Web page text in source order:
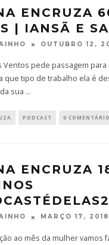
ENCRUZA
| IANSÃ E
OUTUBRO 12,
Ventos pede passagem
que tipo de trabalho ela é
sua ...
PODCAST 0
ENCRUZA
MARÇO 17, 2018
ao mês da mulher vamos